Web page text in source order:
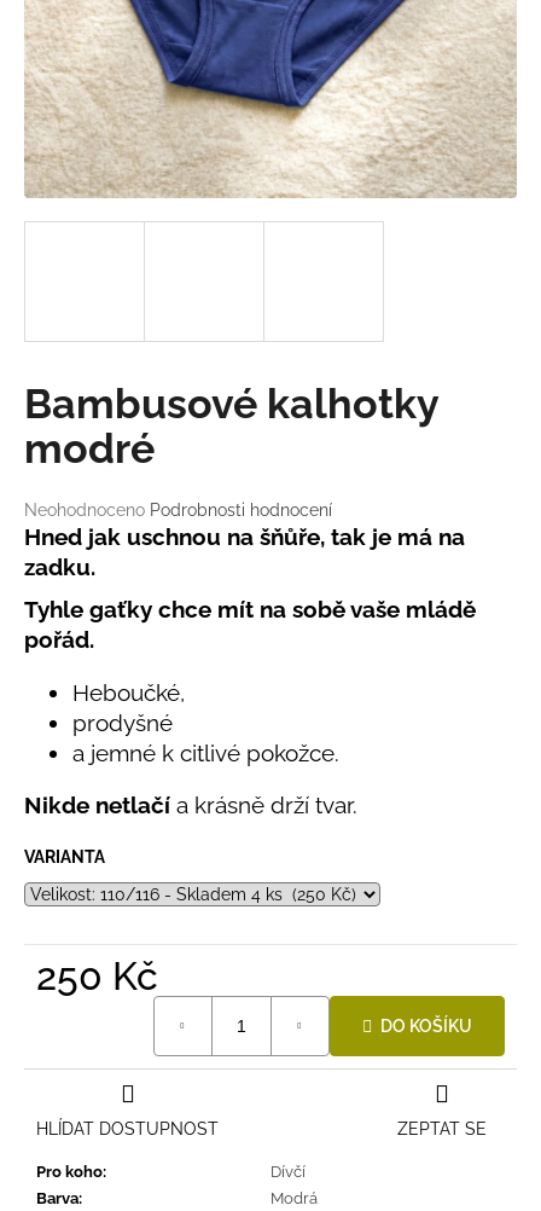
Průměrné
hodnocení
produktu
je
0,0
z
5
Neohodnoceno Podrobnosti hodnocení
Bambusové kalhotky
modré
Hned jak uschnou na šňůře, tak je má na
zadku.
Tyhle gaťky chce mít na sobě vaše mládě
pořád.
Heboučké,
prodyšné
a jemné k citlivé pokožce.
Nikde netlačí a krásně drží tvar.
VARIANTA
250 Kč
DO KOŠÍKU
Pro koho:
Dívčí
Barva:
Modrá
ZEPTAT SE
HLÍDAT DOSTUPNOST
a
j
í
t
?
D
o
p
o
u
č
u
j
e
m
LETNÍ
RYCHLESCHNOUCÍ
TYRKYSOVÉ
695
Kč